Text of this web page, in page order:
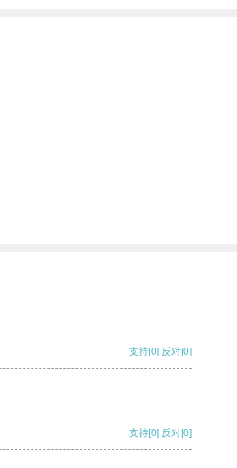
支持[0] 反对[0]
支持[0] 反对[0]